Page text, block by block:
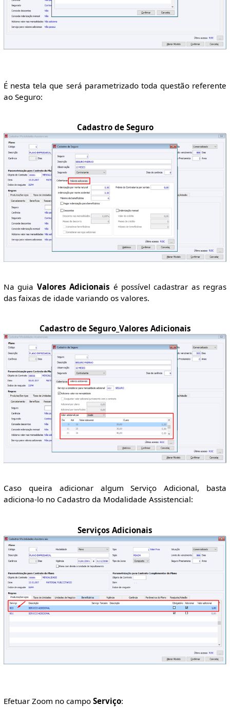
É nesta tela que será parametrizado toda questão referente
ao Seguro:
Cadastro de Seguro
Na guia Valores Adicionais é possível cadastrar as regras
das faixas de idade variando os valores.
Cadastro de Seguro_Valores Adicionais
Caso queira adicionar algum Serviço Adicional, basta
adiciona-lo no Cadastro da Modalidade Assistencial:
Serviços Adicionais
Efetuar Zoom no campo Serviço: